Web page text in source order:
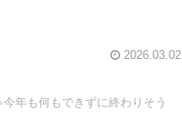
2026.03.02
年も何もできずに終わりそう